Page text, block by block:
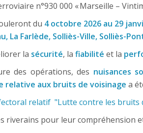
n°930 000 « Marseille –
du 4 octobre 2026 au 29
La Farlède, Solliès-Ville, Solliès-
la sécurité, la fiabilité et la
des opérations, des nuisances
aux bruits de voisinage a
relatif "Lutte contre les bruits
riverains pour leur